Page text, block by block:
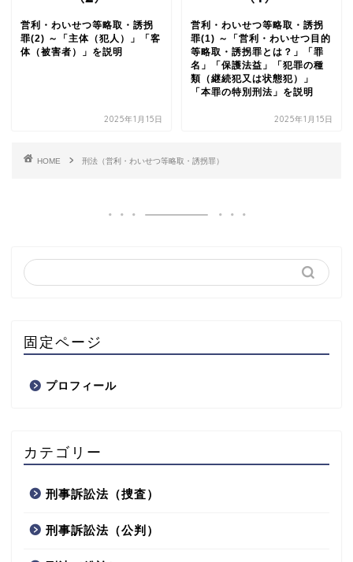
営利・わいせつ等略取・誘拐
罪(2) ～「主体（犯人）」「客
体（被害者）」を説明
2025年1月15日
営利・わいせつ等略取・誘拐
罪(1) ～「営利・わいせつ目的
等略取・誘拐罪とは？」「罪
名」「保護法益」「犯罪の種
類（継続犯又は状態犯）」
「本罪の特別刑法」を説明
2025年1月15日
HOME 刑法（営利・わいせつ等略取・誘拐罪）
固定ページ
プロフィール
カテゴリー
刑事訴訟法（捜査）
刑事訴訟法（公判）